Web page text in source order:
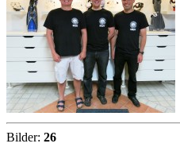
Bilder: 26